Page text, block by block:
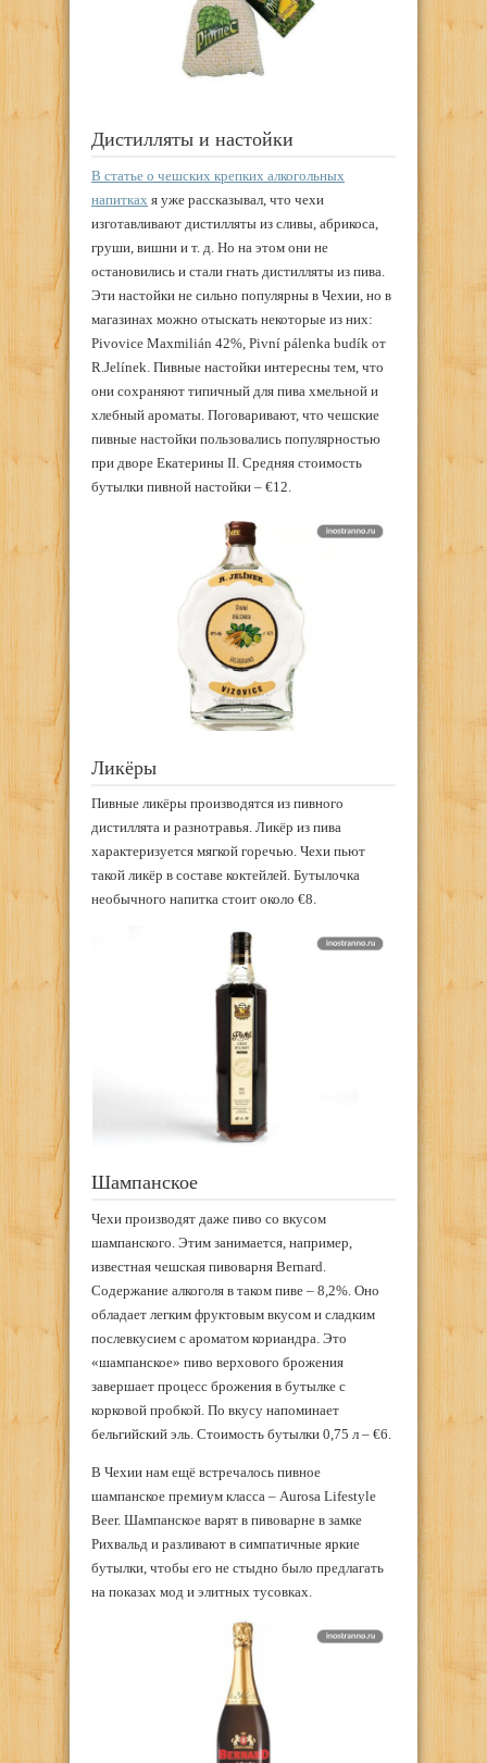
Дистилляты и настойки
В статье о чешских крепких алкогольных
напитках я уже рассказывал, что чехи
изготавливают дистилляты из сливы, абрикоса,
груши, вишни и т. д. Но на этом они не
остановились и стали гнать дистилляты из пива.
Эти настойки не сильно популярны в Чехии, но в
магазинах можно отыскать некоторые из них:
Pivovice Maxmilián 42%, Pivní pálenka budík от
R.Jelínek. Пивные настойки интересны тем, что
они сохраняют типичный для пива хмельной и
хлебный ароматы. Поговаривают, что чешские
пивные настойки пользовались популярностью
при дворе Екатерины II. Средняя стоимость
бутылки пивной настойки – €12.
Ликёры
Пивные ликёры производятся из пивного
дистиллята и разнотравья. Ликёр из пива
характеризуется мягкой горечью. Чехи пьют
такой ликёр в составе коктейлей. Бутылочка
необычного напитка стоит около €8.
Шампанское
Чехи производят даже пиво со вкусом
шампанского. Этим занимается, например,
известная чешская пивоварня Bernard.
Содержание алкоголя в таком пиве – 8,2%. Оно
обладает легким фруктовым вкусом и сладким
послевкусием с ароматом кориандра. Это
«шампанское» пиво верхового брожения
завершает процесс брожения в бутылке с
корковой пробкой. По вкусу напоминает
бельгийский эль. Стоимость бутылки 0,75 л – €6.
В Чехии нам ещё встречалось пивное
шампанское премиум класса – Aurosa Lifestyle
Beer. Шампанское варят в пивоварне в замке
Рихвальд и разливают в симпатичные яркие
бутылки, чтобы его не стыдно было предлагать
на показах мод и элитных тусовках.